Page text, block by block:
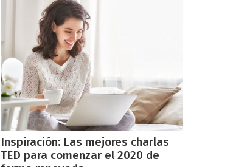
Inspiración: Las mejores charlas
TED para comenzar el 2020 de